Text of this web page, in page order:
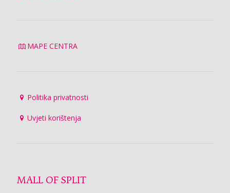
MAPE CENTRA
Politika privatnosti
Uvjeti korištenja
MALL OF SPLIT